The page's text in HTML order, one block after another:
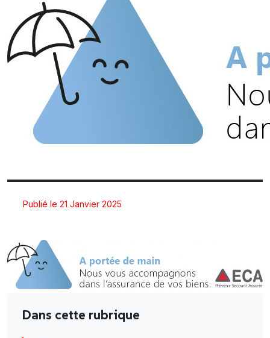
Publié le 21 Janvier 2025
Dans cette rubrique